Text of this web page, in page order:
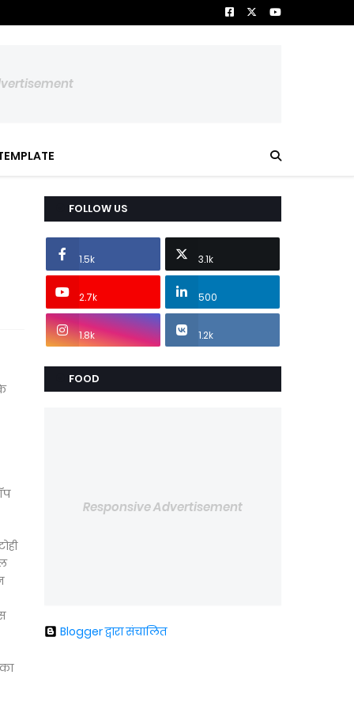
FOLLOW US
1.5k 3.1k
2.7k 500
1.8k 1.2k
FOOD
Responsive Advertisement
Blogger द्वारा संचालित